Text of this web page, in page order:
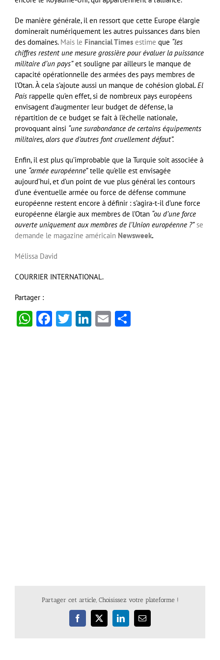
De manière générale, il en ressort que cette Europe élargie
dominerait numériquement les autres puissances dans bien
des domaines. Mais le Financial Times estime que “les
chiffres restent une mesure grossière pour évaluer la puissance
militaire d’un pays”et souligne par ailleurs le manque de
capacité opérationnelle des armées des pays membres de
l’Otan. À cela s’ajoute aussi un manque de cohésion global.El
País rappelle qu’en effet, si de nombreux pays européens
envisagent d’augmenter leur budget de défense, la
répartition de ce budget se fait à l’échelle nationale,
provoquant ainsi “une surabondance de certains équipements
militaires, alors que d’autres font cruellement défaut”.
Enfin, il est plus qu’improbable que la Turquie soit associée à
une “armée européenne”telle qu’elle est envisagée
aujourd’hui, et d’un point de vue plus général les contours
d’une éventuelle armée ou force de défense commune
européenne restent encore à définir : s’agira-t-il d’une force
européenne élargie aux membres de l’Otan “ou d’une force
ouverte uniquement aux membres de l’Union européenne ?” se
demande le magazine américain Newsweek.
Mélissa David
COURRIER INTERNATIONAL.
Partager :
WhatsApp
Facebook
Twitter
LinkedIn
Email
Partager cet article, Choisissez votre plateforme !
Facebook
X LinkedInEmail